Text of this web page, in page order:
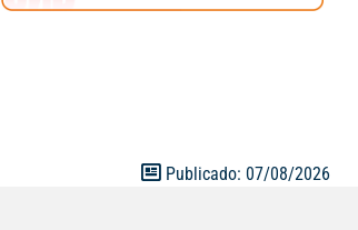
Publicado: 07/08/2026